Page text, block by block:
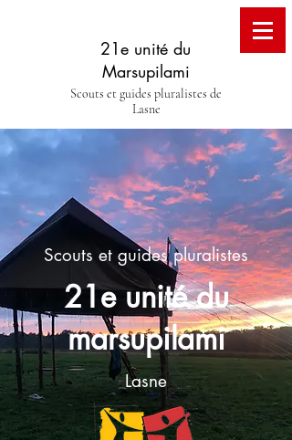
21e unité du
Marsupilami
Scouts et guides pluralistes de
Lasne
Scouts et guides pluralistes
21e unité du
marsupilami
Lasne